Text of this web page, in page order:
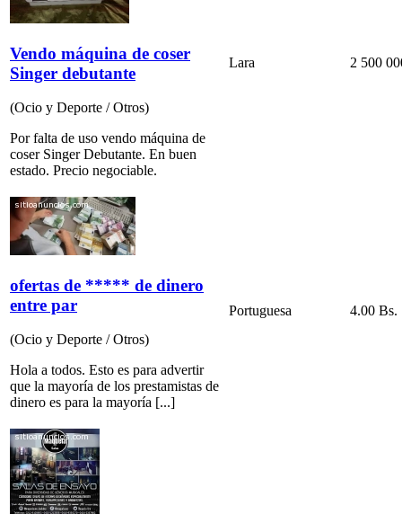
Vendo máquina de coser
Singer debutante
(Ocio y Deporte / Otros)
Por falta de uso vendo máquina de
coser Singer Debutante. En buen
estado. Precio negociable.
Lara 2 500
ofertas de ***** de dinero
entre par
(Ocio y Deporte / Otros)
Hola a todos. Esto es para advertir
que la mayoría de los prestamistas de
dinero es para la mayoría [...]
Portuguesa 4.00 Bs.